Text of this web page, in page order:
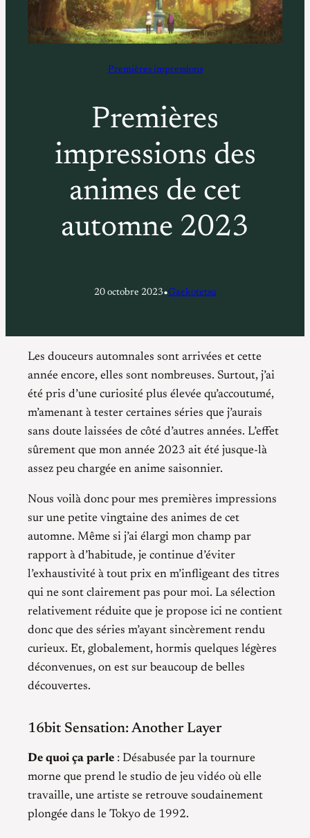
Premières impressions
Premières
impressions des
animes de cet
automne 2023
20 octobre 2023•Gaekotetsu
Les douceurs automnales sont arrivées et cette
année encore, elles sont nombreuses. Surtout, j’ai
été pris d’une curiosité plus élevée qu’accoutumé,
m’amenant à tester certaines séries que j’aurais
sans doute laissées de côté d’autres années. L’effet
sûrement que mon année 2023 ait été jusque-là
assez peu chargée en anime saisonnier.
Nous voilà donc pour mes premières impressions
sur une petite vingtaine des animes de cet
automne. Même si j’ai élargi mon champ par
rapport à d’habitude, je continue d’éviter
l’exhaustivité à tout prix en m’infligeant des titres
qui ne sont clairement pas pour moi. La sélection
relativement réduite que je propose ici ne contient
donc que des séries m’ayant sincèrement rendu
curieux. Et, globalement, hormis quelques légères
déconvenues, on est sur beaucoup de belles
découvertes.
16bit Sensation: Another Layer
De quoi ça parle : Désabusée par la tournure
morne que prend le studio de jeu vidéo où elle
travaille, une artiste se retrouve soudainement
plongée dans le Tokyo de 1992.